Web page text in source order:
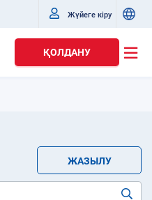
Жүйеге кіру
ҚОЛДАНУ
ЖАЗЫЛУ